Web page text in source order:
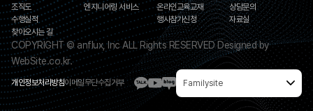
조직도
수행실적
찾아오시는 길
엔지니어링 서비스
온라인교육교재
행사참가신청
상담문의
자료실
COPYRIGHT © anflux, Inc ALL Rights RESERVEDDesigned by
WebSite.co.kr.
개인정보처리방침이메일무단수집거부 Familysite